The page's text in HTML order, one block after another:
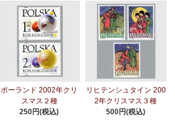
ポーランド 2002年クリ
スマス２種
250円(税込)
リヒテンシュタイン 200
2年クリスマス３種
500円(税込)